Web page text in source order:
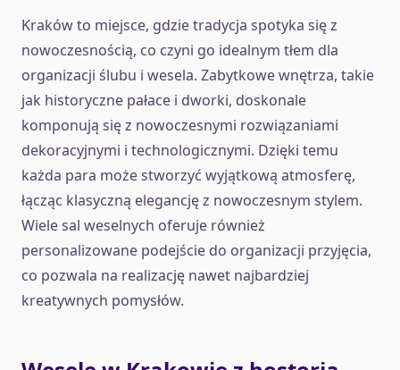
Kraków to miejsce, gdzie tradycja spotyka się z
nowoczesnością, co czyni go idealnym tłem dla
organizacji ślubu i wesela. Zabytkowe wnętrza, takie
jak historyczne pałace i dworki, doskonale
komponują się z nowoczesnymi rozwiązaniami
dekoracyjnymi i technologicznymi. Dzięki temu
każda para może stworzyć wyjątkową atmosferę,
łącząc klasyczną elegancję z nowoczesnym stylem.
Wiele sal weselnych oferuje również
personalizowane podejście do organizacji przyjęcia,
co pozwala na realizację nawet najbardziej
kreatywnych pomysłów.